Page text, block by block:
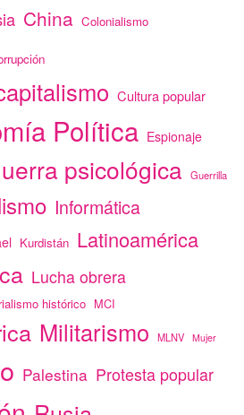
China Colonialismo
Cultura popular
Política Espionaje
psicológica Guerrilla
Informática
Kurdistán Latinoamérica
Lucha obrera
histórico MCI
Militarismo MLNV Mujer
Palestina Protesta popular